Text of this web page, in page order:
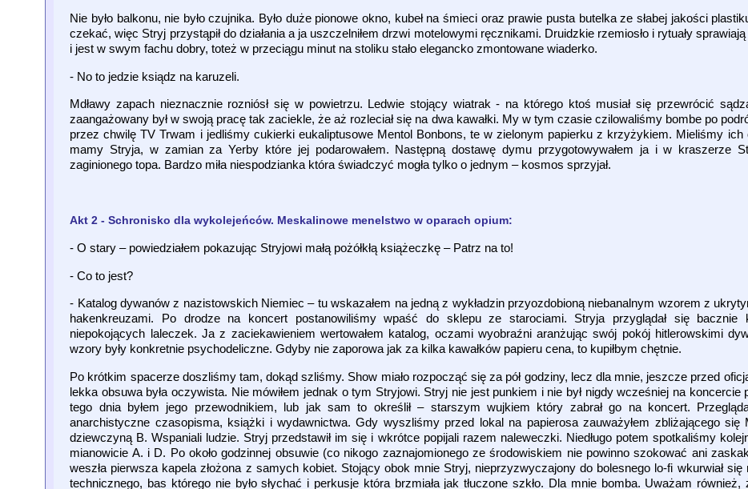
Nie było balkonu, nie było czujnika. Było duże pionowe okno, kubeł na śmieci oraz prawie pusta butelka ze słabej jakości
czekać, więc Stryj przystąpił do działania a ja uszczelniłem drzwi motelowymi ręcznikami. Druidzkie rzemiosło i rytuały
i jest w swym fachu dobry, toteż w przeciągu minut na stoliku stało elegancko zmontowane wiaderko.
- No to jedzie ksiądz na karuzeli.
Mdławy zapach nieznacznie rozniósł się w powietrzu. Ledwie stojący wiatrak - na którego ktoś musiał się przewrócić
zaangażowany był w swoją pracę tak zaciekle, że aż rozleciał się na dwa kawałki. My w tym czasie czilowaliśmy bombe po
przez chwilę TV Trwam i jedliśmy cukierki eukaliptusowe Mentol Bonbons, te w zielonym papierku z krzyżykiem. Mieliśmy ich
mamy Stryja, w zamian za Yerby które jej podarowałem. Następną dostawę dymu przygotowywałem ja i w kraszerze
zaginionego topa. Bardzo miła niespodzianka która świadczyć mogła tylko o jednym – kosmos sprzyjał.
Akt 2 - Schronisko dla wykolejeńców. Meskalinowe menelstwo w oparach opium:
- O stary – powiedziałem pokazując Stryjowi małą pożółkłą książeczkę – Patrz na to!
- Co to jest?
- Katalog dywanów z nazistowskich Niemiec – tu wskazałem na jedną z wykładzin przyozdobioną niebanalnym wzorem z
hakenkreuzami. Po drodze na koncert postanowiliśmy wpaść do sklepu ze starociami. Stryja przyglądał się bacznie
niepokojących laleczek. Ja z zaciekawieniem wertowałem katalog, oczami wyobraźni aranżując swój pokój hitlerowskimi
wzory były konkretnie psychodeliczne. Gdyby nie zaporowa jak za kilka kawałków papieru cena, to kupiłbym chętnie.
Po krótkim spacerze doszliśmy tam, dokąd szliśmy. Show miało rozpocząć się za pół godziny, lecz dla mnie, jeszcze przed
lekka obsuwa była oczywista. Nie mówiłem jednak o tym Stryjowi. Stryj nie jest punkiem i nie był nigdy wcześniej na koncercie
tego dnia byłem jego przewodnikiem, lub jak sam to określił – starszym wujkiem który zabrał go na koncert.
anarchistyczne czasopisma, książki i wydawnictwa. Gdy wyszliśmy przed lokal na papierosa zauważyłem zbliżającego
dziewczyną B. Wspaniali ludzie. Stryj przedstawił im się i wkrótce popijali razem naleweczki. Niedługo potem spotkaliśmy
mianowicie A. i D. Po około godzinnej obsuwie (co nikogo zaznajomionego ze środowiskiem nie powinno szokować ani
weszła pierwsza kapela złożona z samych kobiet. Stojący obok mnie Stryj, nieprzyzwyczajony do bolesnego lo-fi wkurwiał się
technicznego, bas którego nie było słychać i perkusje która brzmiała jak tłuczone szkło. Dla mnie bomba. Uważam również,